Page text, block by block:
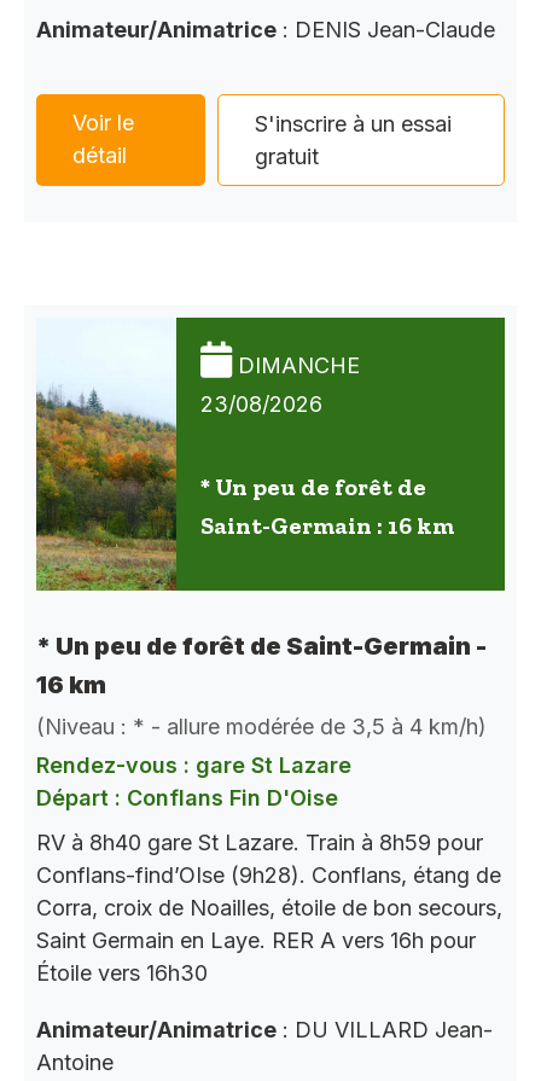
Animateur/Animatrice : DENIS Jean-Claude
Voir le
détail
S'inscrire à un essai
gratuit
DIMANCHE
23/08/2026
* Un peu de forêt de
Saint-Germain : 16 km
* Un peu de forêt de Saint-Germain -
16 km
(Niveau : * - allure modérée de 3,5 à 4 km/h)
Rendez-vous : gare St Lazare
Départ : Conflans Fin D'Oise
RV à 8h40 gare St Lazare. Train à 8h59 pour
Conflans-find’OIse (9h28). Conflans, étang de
Corra, croix de Noailles, étoile de bon secours,
Saint Germain en Laye. RER A vers 16h pour
Étoile vers 16h30
Animateur/Animatrice : DU VILLARD Jean-
Antoine